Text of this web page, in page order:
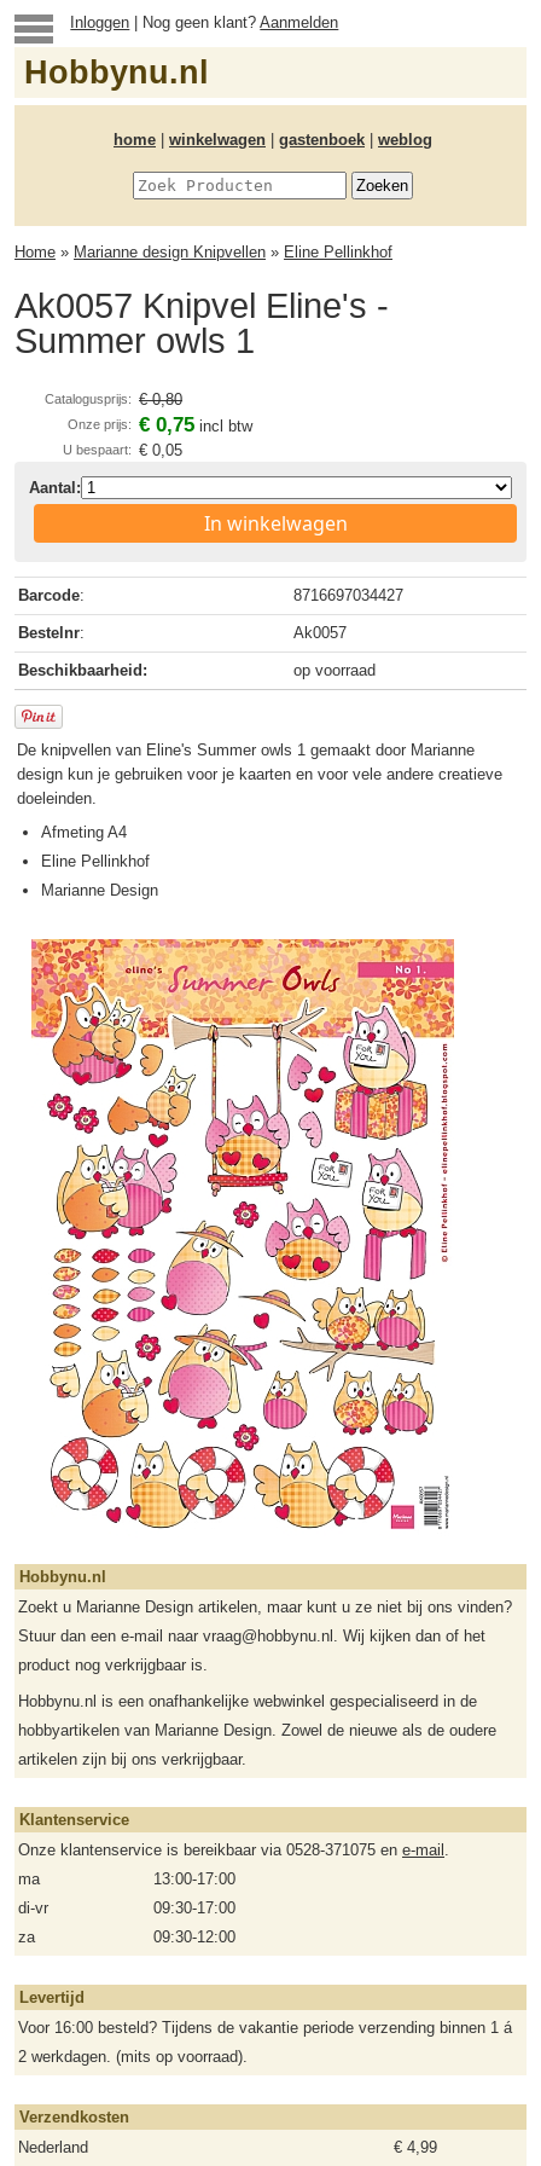
Inloggen | Nog geen klant?Aanmelden
Hobbynu.nl
home winkelwagen gastenboek weblog
Home » Marianne design Knipvellen » Eline Pellinkhof
Ak0057 Knipvel Eline's -
Summer owls 1
Catalogusprijs: € 0,80
Onze prijs: € 0,75 incl btw
U bespaart: € 0,05
Aantal:
In winkelwagen
Barcode: 8716697034427
Bestelnr: Ak0057
Beschikbaarheid: op voorraad
De knipvellen van Eline's Summer owls 1 gemaakt door Marianne
design kun je gebruiken voor je kaarten en voor vele andere creatieve
doeleinden.
Afmeting A4
Eline Pellinkhof
Marianne Design
Hobbynu.nl
Zoekt u Marianne Design artikelen, maar kunt u ze niet bij ons vinden?
Stuur dan een e-mail naar vraag@hobbynu.nl. Wij kijken dan of het
product nog verkrijgbaar is.
Hobbynu.nl is een onafhankelijke webwinkel gespecialiseerd in de
hobbyartikelen van Marianne Design. Zowel de nieuwe als de oudere
artikelen zijn bij ons verkrijgbaar.
Klantenservice
Onze klantenservice is bereikbaar via 0528-371075 en e-mail .
ma
13:00-17:00
di-vr
09:30-17:00
za
09:30-12:00
Levertijd
Voor 16:00 besteld? Tijdens de vakantie periode verzending binnen 1 á
2 werkdagen. (mits op voorraad).
Verzendkosten
Nederland
€ 4,99